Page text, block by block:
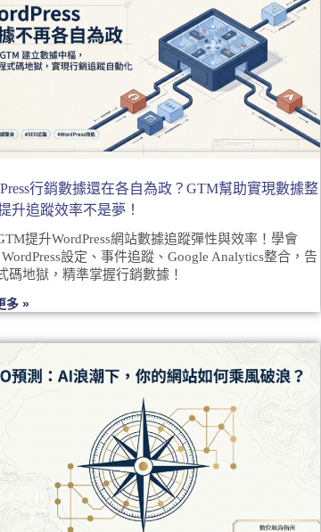
行銷數據還在各自為政？GTM幫助實現數據整
升追蹤效率不是夢！
提升WordPress網站數據追蹤彈性與效率！學會
設定、事件追蹤、Google Analytics整合，告
碼地獄，精準掌握行銷數據！
多 »